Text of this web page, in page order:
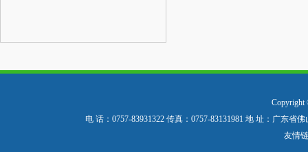
电 话：0757-83931322 传真：0757-83131981 地 址：广东
友情